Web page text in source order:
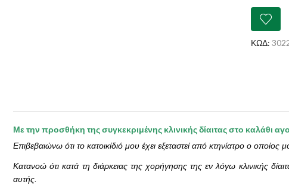
S/O
Moderate
Calorie
ΚΩΔ:
Με την προσθήκη της συγκεκριμένης κλινικής δίαιτας στο καλάθι
Επιβεβαιώνω ότι το κατοικίδιό μου έχει εξεταστεί από κτηνίατρο ο οποίος
Κατανοώ ότι κατά τη διάρκειας της χορήγησης της εν λόγω κλινικής
αυτής.